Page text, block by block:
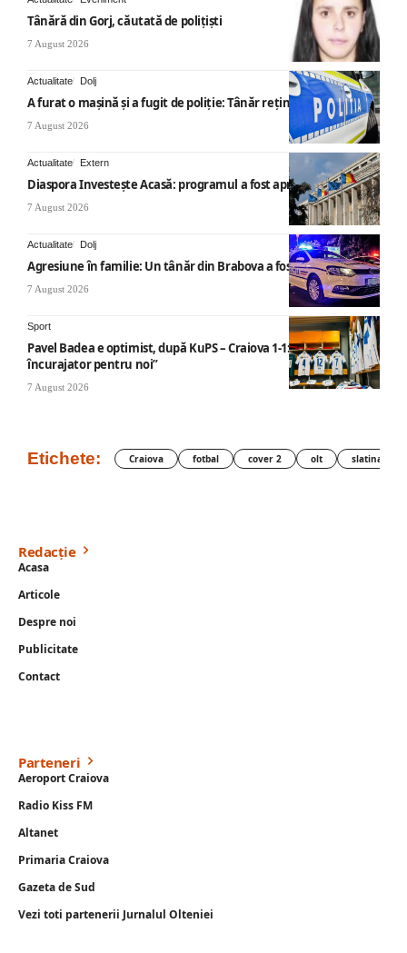
Tânără din Gorj, căutată de polițiști
7 August 2026
Actualitate Dolj
A furat o mașină și a fugit de poliție: Tânăr reținut
7 August 2026
Actualitate Extern
Diaspora Investește Acasă: programul a fost aprobat
7 August 2026
Actualitate Dolj
Agresiune în familie: Un tânăr din Brabova a fost arestat
7 August 2026
Sport
Pavel Badea e optimist, după KuPS – Craiova 1-1: „Un rezultat
încurajator pentru noi”
7 August 2026
Etichete: Craiova fotbal cover 2 olt slatina
Redacție
Acasa
Articole
Despre noi
Publicitate
Contact
Parteneri
Aeroport Craiova
Radio Kiss FM
Altanet
Primaria Craiova
Gazeta de Sud
Vezi toti partenerii Jurnalul Olteniei